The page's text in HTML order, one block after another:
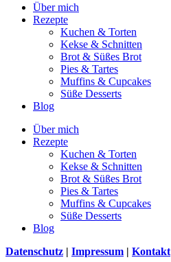
Über mich
Rezepte
Kuchen & Torten
Kekse & Schnitten
Brot & Süßes Brot
Pies & Tartes
Muffins & Cupcakes
Süße Desserts
Blog
Über mich
Rezepte
Kuchen & Torten
Kekse & Schnitten
Brot & Süßes Brot
Pies & Tartes
Muffins & Cupcakes
Süße Desserts
Blog
Datenschutz | Impressum | Kontakt